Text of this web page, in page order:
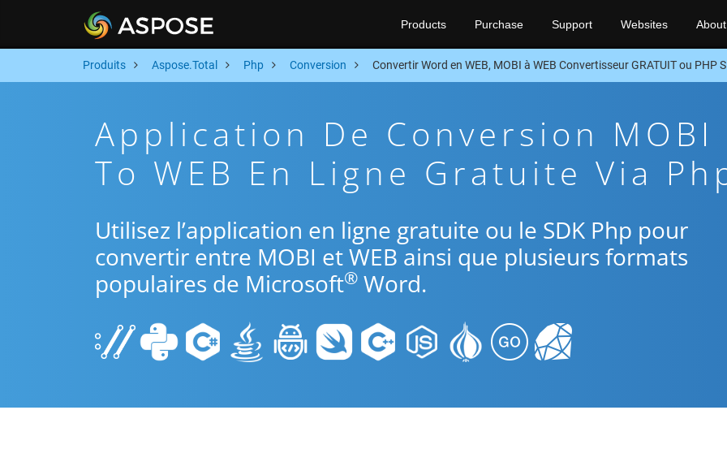
Products Purchase Support Websites About
Produits Aspose.Total Php Conversion Convertir Word en WEB, MOBI à WEB Convertisseur GRATUIT ou PHP
Application De Conversion MOBI
To WEB En Ligne Gratuite Via
Utilisez l’application en ligne gratuite ou le SDK Php pour
convertir entre MOBI et WEB ainsi que plusieurs formats
populaires de Microsoft® Word.